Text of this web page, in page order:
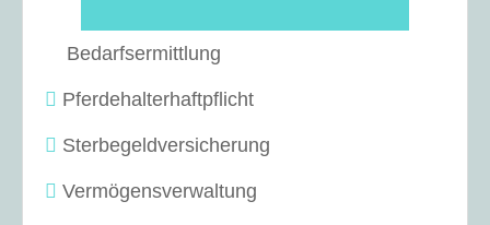
Bedarfsermittlung
Pferdehalterhaftpflicht
Sterbegeldversicherung
Vermögensverwaltung